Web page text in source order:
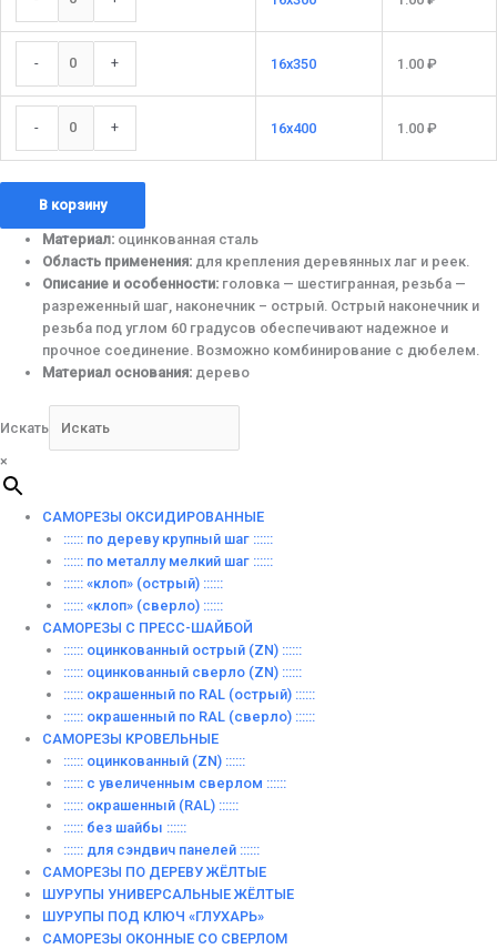
- + 16x350 1.00 ₽
- + 16x400 1.00 ₽
В корзину
Материал: оцинкованная сталь
Область применения: для крепления деревянных лаг и реек.
Описание и особенности: головка — шестигранная, резьба —
разреженный шаг, наконечник – острый. Острый наконечник и
резьба под углом 60 градусов обеспечивают надежное и
прочное соединение. Возможно комбинирование с дюбелем.
Материал основания: дерево
Искать
×
САМОРЕЗЫ ОКСИДИРОВАННЫЕ
:::::: по дереву крупный шаг ::::::
:::::: по металлу мелкий шаг ::::::
:::::: «клоп» (острый) ::::::
:::::: «клоп» (сверло) ::::::
САМОРЕЗЫ С ПРЕСС-ШАЙБОЙ
:::::: оцинкованный острый (ZN) ::::::
:::::: оцинкованный сверло (ZN) ::::::
:::::: окрашенный по RAL (острый) ::::::
:::::: окрашенный по RAL (сверло) ::::::
САМОРЕЗЫ КРОВЕЛЬНЫЕ
:::::: оцинкованный (ZN) ::::::
:::::: с увеличенным сверлом ::::::
:::::: окрашенный (RAL) ::::::
:::::: без шайбы ::::::
:::::: для сэндвич панелей ::::::
САМОРЕЗЫ ПО ДЕРЕВУ ЖЁЛТЫЕ
ШУРУПЫ УНИВЕРСАЛЬНЫЕ ЖЁЛТЫЕ
ШУРУПЫ ПОД КЛЮЧ «ГЛУХАРЬ»
САМОРЕЗЫ ОКОННЫЕ СО СВЕРЛОМ